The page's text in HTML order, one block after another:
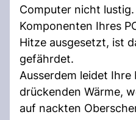
Computer nicht
Komponenten Ihres
Hitze ausgesetzt, ist
gefährdet.
Ausserdem leidet
drückenden Wärme,
auf nackten